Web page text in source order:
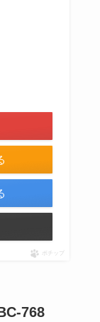
ポチップ
768